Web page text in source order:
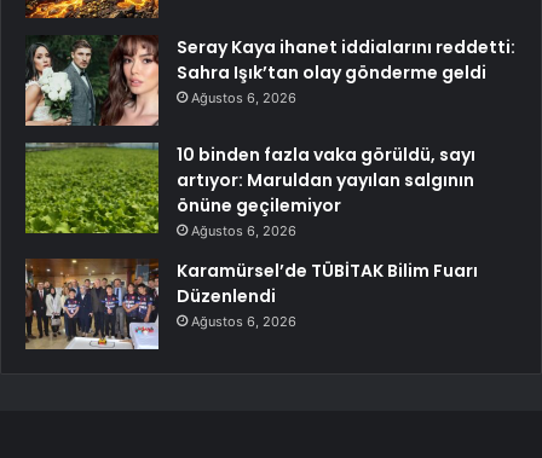
Seray Kaya ihanet iddialarını reddetti:
Sahra Işık’tan olay gönderme geldi
Ağustos 6, 2026
10 binden fazla vaka görüldü, sayı
artıyor: Maruldan yayılan salgının
önüne geçilemiyor
Ağustos 6, 2026
Karamürsel’de TÜBİTAK Bilim Fuarı
Düzenlendi
Ağustos 6, 2026